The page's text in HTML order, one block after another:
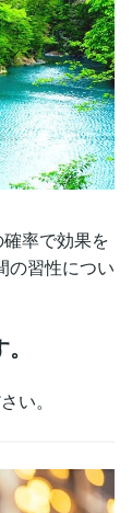
率で効果を
の習性につい
い。